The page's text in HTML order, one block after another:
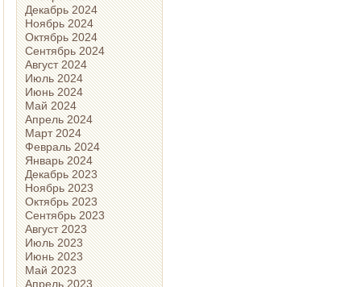
Декабрь 2024
Ноябрь 2024
Октябрь 2024
Сентябрь 2024
Август 2024
Июль 2024
Июнь 2024
Май 2024
Апрель 2024
Март 2024
Февраль 2024
Январь 2024
Декабрь 2023
Ноябрь 2023
Октябрь 2023
Сентябрь 2023
Август 2023
Июль 2023
Июнь 2023
Май 2023
Апрель 2023